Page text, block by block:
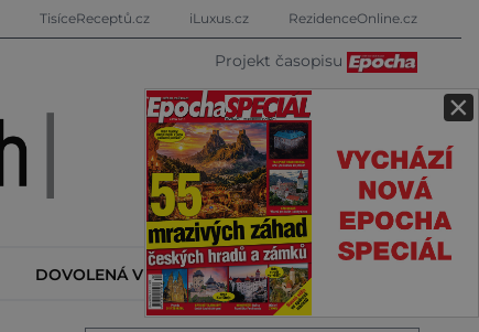
×
TisíceReceptů.cz iLuxus.cz RezidenceOnline.cz
Projekt časopisu
DOVOLENÁ V ZAHRANIČÍ KALENDÁŘ AKCÍ